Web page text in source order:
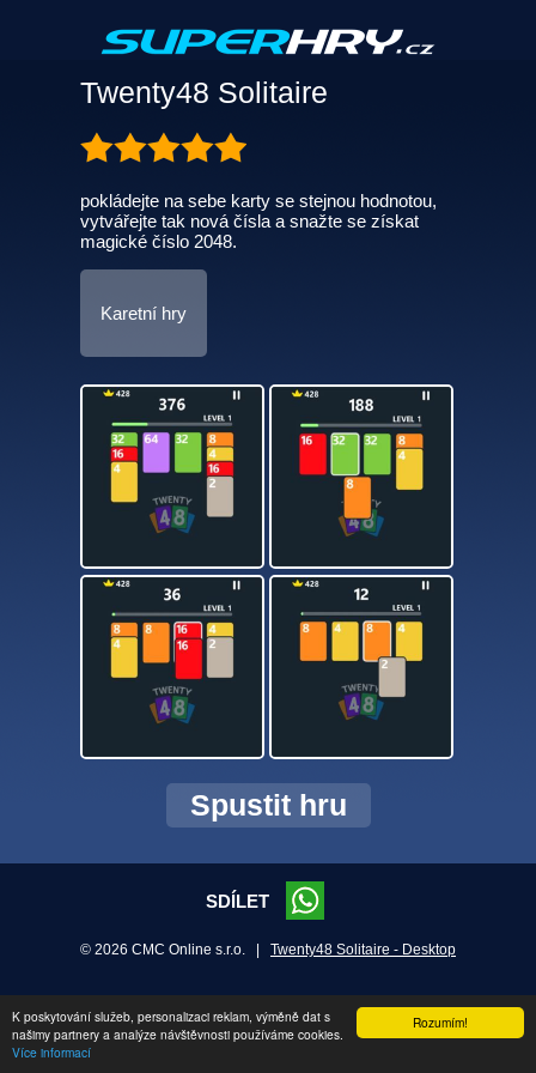
Rozumím!
K poskytování služeb, personalizaci reklam, výměně dat s
našimy partnery a analýze návštěvnosti používáme cookies.
Více informací
Twenty48 Solitaire
pokládejte na sebe karty se stejnou hodnotou,
vytvářejte tak nová čísla a snažte se získat
magické číslo 2048.
Karetní hry
Spustit hru
SDÍLET
© 2026 CMC Online s.r.o. | Twenty48 Solitaire - Desktop